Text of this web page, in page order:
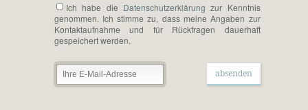
Ich habe die Daten­schutz­­erklärung zur Kenntnis
genommen. Ich stimme zu, dass meine Angaben zur
Kontakt­aufnahme und für Rück­fragen dauer­haft
gespeichert werden.